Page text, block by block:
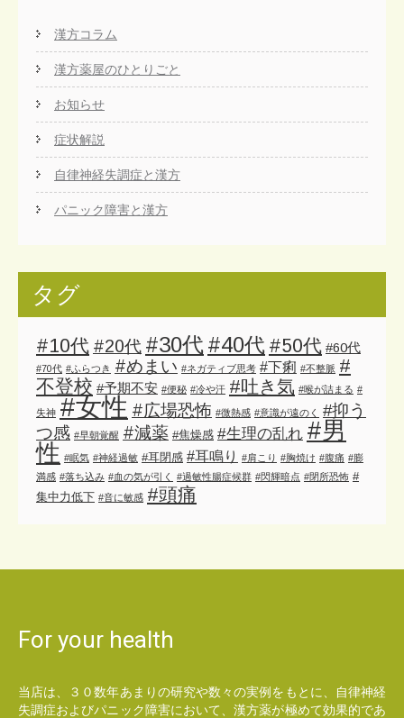
漢方コラム
漢方薬屋のひとりごと
お知らせ
症状解説
自律神経失調症と漢方
パニック障害と漢方
タグ
#10代 #20代 #30代 #40代 #50代 #60代
#70代 #ふらつき #めまい #ネガティブ思考 #下痢 #不整脈 #
不登校 #予期不安 #便秘 #冷や汗 #吐き気 #喉が詰まる #
失神 #女性 #広場恐怖 #微熱感 #意識が遠のく
#抑う
つ感 #早朝覚醒 #減薬 #焦燥感 #生理の乱れ #男
性 #眠気 #神経過敏 #耳閉感 #耳鳴り #肩こり #胸焼け #腹痛 #膨
満感 #落ち込み #血の気が引く #過敏性腸症候群 #閃輝暗点 #閉所恐怖 #
集中力低下 #音に敏感 #頭痛
For your health
当店は、３０数年あまりの研究や数々の実例をもとに、自律神経
失調症およびパニック障害において、漢方薬が極めて効果的であ